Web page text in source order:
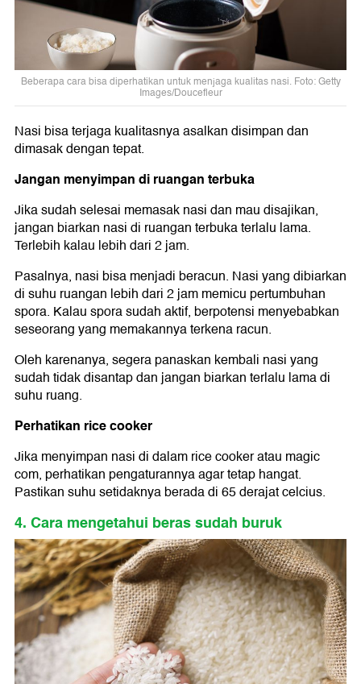
Beberapa cara bisa diperhatikan untuk menjaga kualitas nasi. Foto: Getty
Images/Doucefleur
Nasi bisa terjaga kualitasnya asalkan disimpan dan
dimasak dengan tepat.
Jangan menyimpan di ruangan terbuka
Jika sudah selesai memasak nasi dan mau disajikan,
jangan biarkan nasi di ruangan terbuka terlalu lama.
Terlebih kalau lebih dari 2 jam.
Pasalnya, nasi bisa menjadi beracun. Nasi yang dibiarkan
di suhu ruangan lebih dari 2 jam memicu pertumbuhan
spora. Kalau spora sudah aktif, berpotensi menyebabkan
seseorang yang memakannya terkena racun.
Oleh karenanya, segera panaskan kembali nasi yang
sudah tidak disantap dan jangan biarkan terlalu lama di
suhu ruang.
Perhatikan rice cooker
Jika menyimpan nasi di dalam rice cooker atau magic
com, perhatikan pengaturannya agar tetap hangat.
Pastikan suhu setidaknya berada di 65 derajat celcius.
4. Cara mengetahui beras sudah buruk